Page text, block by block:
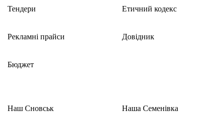
Тендери
Рекламні прайси
Бюджет
Етичний кодекс
Довідник
Наш Сновськ Наша Семенівка